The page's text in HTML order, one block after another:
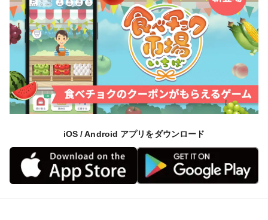
iOS / Android アプリをダウンロード